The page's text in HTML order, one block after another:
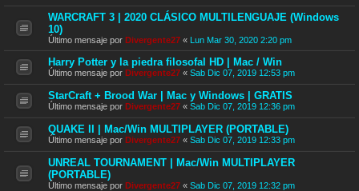
WARCRAFT 3 | 2020 CLÁSICO MULTILENGUAJE (Windows
10)
Último mensaje por Divergente27 « Lun Mar 30, 2020 2:20 pm
Harry Potter y la piedra filosofal HD | Mac / Win
Último mensaje por Divergente27 « Sab Dic 07, 2019 12:53 pm
StarCraft + Brood War | Mac y Windows | GRATIS
Último mensaje por Divergente27 « Sab Dic 07, 2019 12:36 pm
QUAKE II | Mac/Win MULTIPLAYER (PORTABLE)
Último mensaje por Divergente27 « Sab Dic 07, 2019 12:33 pm
UNREAL TOURNAMENT | Mac/Win MULTIPLAYER
(PORTABLE)
Último mensaje por Divergente27 « Sab Dic 07, 2019 12:32 pm